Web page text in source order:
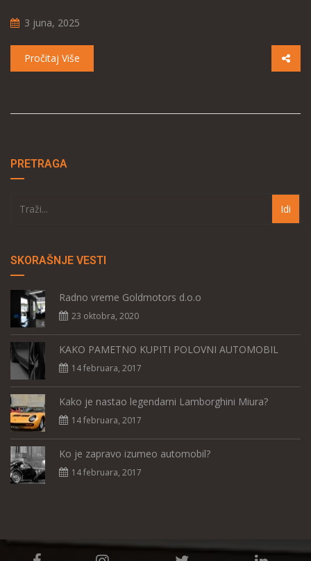
3 juna, 2025
Pročitaj Više
PRETRAGA
SKORAŠNJE VESTI
Radno vreme Goldmotors d.o.o
23 oktobra, 2020
KAKO PAMETNO KUPITI POLOVNI AUTOMOBIL
14 februara, 2017
Kako je nastao legendarni Lamborghini Miura?
14 februara, 2017
Ko je zapravo izumeo automobil?
14 februara, 2017